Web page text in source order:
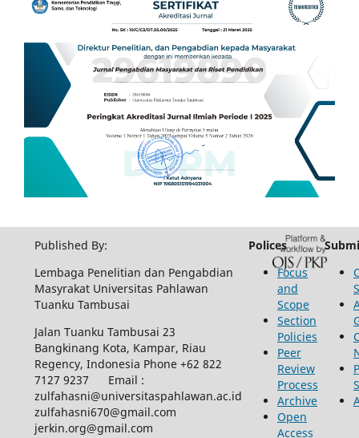
Published By:
Lembaga Penelitian dan Pengabdian
Masyrakat Universitas Pahlawan
Tuanku Tambusai
Jalan Tuanku Tambusai 23
Bangkinang Kota, Kampar, Riau
Regency, Indonesia Phone +62 822
7127 9237 Email :
zulfahasni@universitaspahlawan.ac.id
zulfahasni670@gmail.com
jerkin.org@gmail.com
Polices
Focus
and
Scope
Section
Policies
Peer
Review
Process
Archive
Open
Access